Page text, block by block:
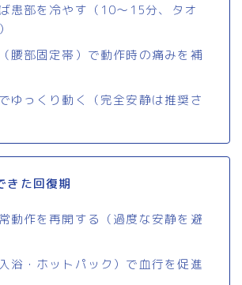
患部を冷やす（10〜15分、タオ
腰部固定帯）で動作時の痛みを補
ゆっくり動く（完全安静は推奨さ
きた回復期
動作を再開する（過度な安静を避
浴・ホットパック）で血行を促進